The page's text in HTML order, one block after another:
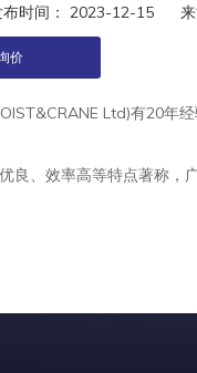
时间： 2023-12-15 来
价
Ltd)有20年
、效率高等特点著称，